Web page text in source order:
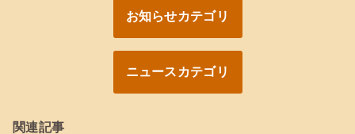
お知らせカテゴリ
ニュースカテゴリ
関連記事